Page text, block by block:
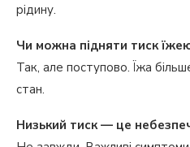
рідину.
Чи можна підняти тиск
Так, але поступово. Їжа
стан.
Низький тиск — це